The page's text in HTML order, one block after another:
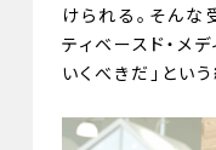
けられる。そんな
ティベースド・メ
いくべきだ」とい